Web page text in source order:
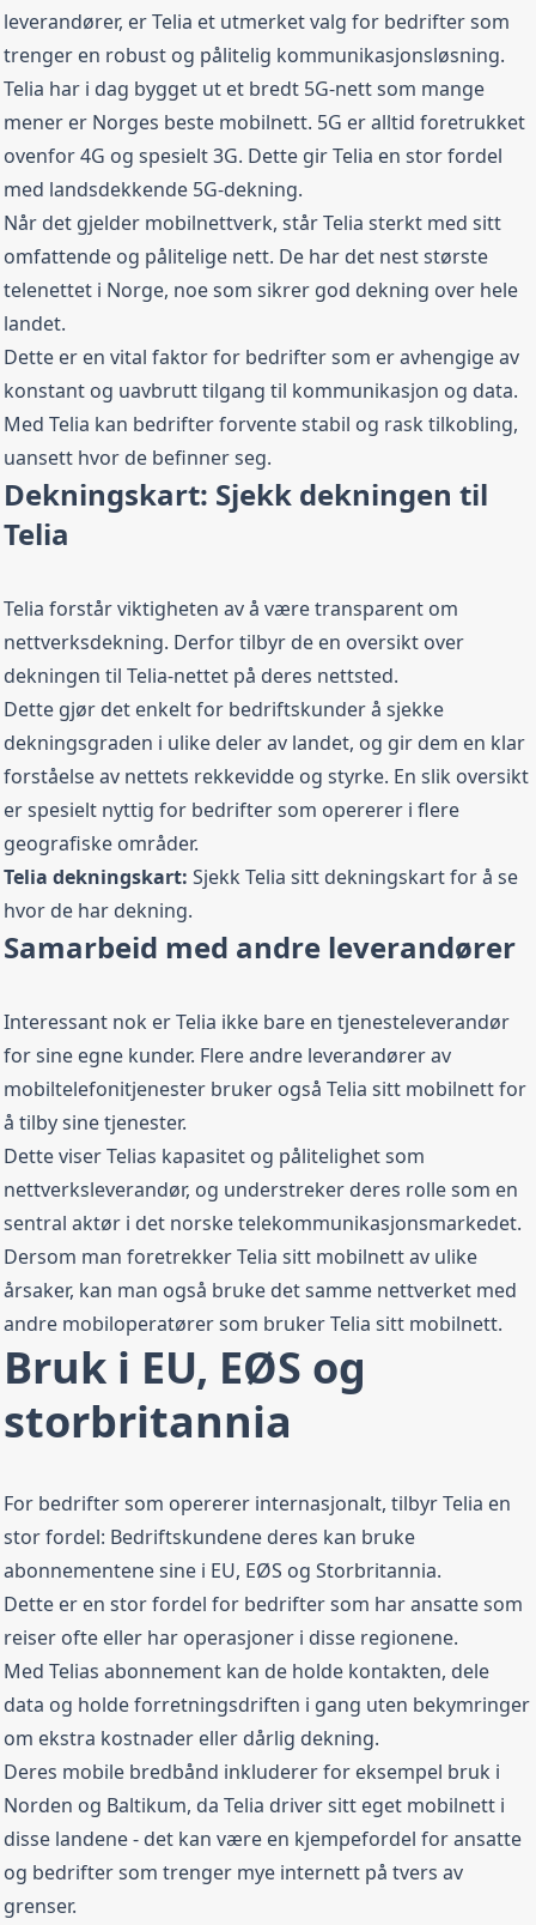
leverandører, er Telia et utmerket valg for bedrifter som
trenger en robust og pålitelig kommunikasjonsløsning.
Telia har i dag bygget ut et bredt 5G-nett som mange
mener er Norges beste mobilnett. 5G er alltid foretrukket
ovenfor 4G og spesielt 3G. Dette gir Telia en stor fordel
med landsdekkende 5G-dekning.
Når det gjelder mobilnettverk, står Telia sterkt med sitt
omfattende og pålitelige nett. De har det nest største
telenettet i Norge, noe som sikrer god dekning over hele
landet.
Dette er en vital faktor for bedrifter som er avhengige av
konstant og uavbrutt tilgang til kommunikasjon og data.
Med Telia kan bedrifter forvente stabil og rask tilkobling,
uansett hvor de befinner seg.
Dekningskart: Sjekk dekningen til
Telia
Telia forstår viktigheten av å være transparent om
nettverksdekning. Derfor tilbyr de en oversikt over
dekningen til Telia-nettet på deres nettsted.
Dette gjør det enkelt for bedriftskunder å sjekke
dekningsgraden i ulike deler av landet, og gir dem en klar
forståelse av nettets rekkevidde og styrke. En slik oversikt
er spesielt nyttig for bedrifter som opererer i flere
geografiske områder.
Telia dekningskart: Sjekk Telia sitt dekningskartfor å se
hvor de har dekning.
Samarbeid med andre leverandører
Interessant nok er Telia ikke bare en tjenesteleverandør
for sine egne kunder. Flere andre leverandører av
mobiltelefonitjenester bruker også Telia sitt mobilnett for
å tilby sine tjenester.
Dette viser Telias kapasitet og pålitelighet som
nettverksleverandør, og understreker deres rolle som en
sentral aktør i det norske telekommunikasjonsmarkedet.
Dersom man foretrekker Telia sitt mobilnett av ulike
årsaker, kan man også bruke det samme nettverket med
andre mobiloperatører som bruker Telia sitt mobilnett.
Bruk i EU, EØS og
storbritannia
For bedrifter som opererer internasjonalt, tilbyr Telia en
stor fordel: Bedriftskundene deres kan bruke
abonnementene sine i EU, EØS og Storbritannia.
Dette er en stor fordel for bedrifter som har ansatte som
reiser ofte eller har operasjoner i disse regionene.
Med Telias abonnement kan de holde kontakten, dele
data og holde forretningsdriften i gang uten bekymringer
om ekstra kostnader eller dårlig dekning.
Deres mobile bredbånd inkluderer for eksempel bruk i
Norden og Baltikum, da Telia driver sitt eget mobilnett i
disse landene - det kan være en kjempefordel for ansatte
og bedrifter som trenger mye internett på tvers av
grenser.